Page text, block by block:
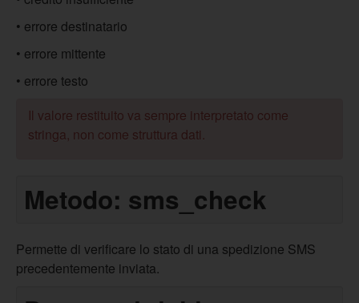
• errore destinatario
• errore mittente
• errore testo
Il valore restituito va sempre interpretato come
stringa, non come struttura dati.
Metodo: sms_check
Permette di verificare lo stato di una spedizione SMS
precedentemente inviata.